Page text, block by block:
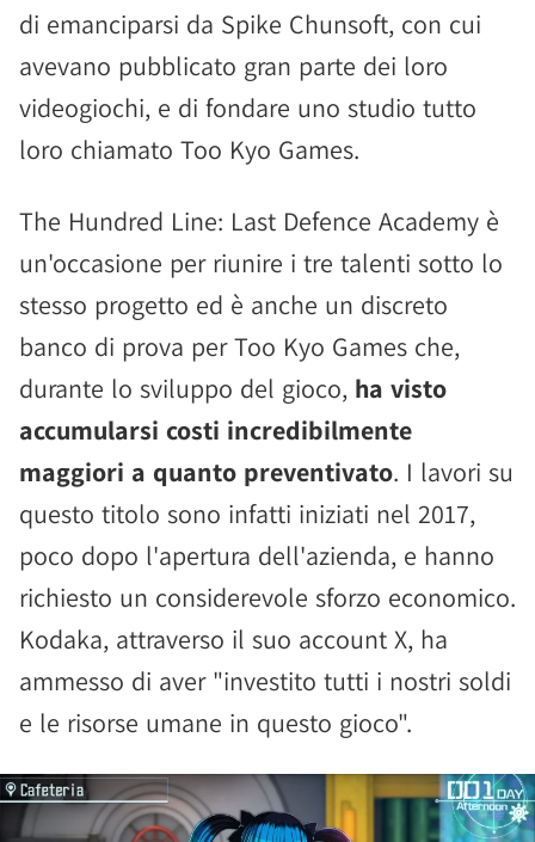
di emanciparsi da Spike Chunsoft, con cui
avevano pubblicato gran parte dei loro
videogiochi, e di fondare uno studio tutto
loro chiamato Too Kyo Games.
The Hundred Line: Last Defence Academy è
un'occasione per riunire i tre talenti sotto lo
stesso progetto ed è anche un discreto
banco di prova per Too Kyo Games che,
durante lo sviluppo del gioco, ha visto
accumularsi costi incredibilmente
maggiori a quanto preventivato. I lavori su
questo titolo sono infatti iniziati nel 2017,
poco dopo l'apertura dell'azienda, e hanno
richiesto un considerevole sforzo economico.
Kodaka, attraverso il suo account X, ha
ammesso di aver "investito tutti i nostri soldi
e le risorse umane in questo gioco".